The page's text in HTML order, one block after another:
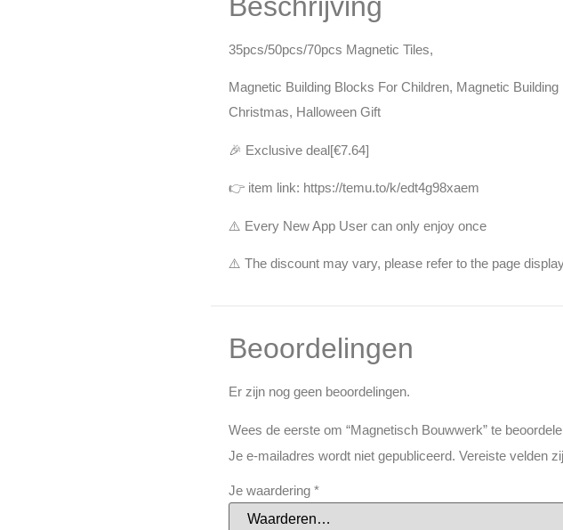
35pcs/50pcs/70pcs Magnetic Tiles,
Magnetic Building Blocks For Children, Magnetic
Christmas, Halloween Gift
🎉 Exclusive deal[€7.64]
👉 item link: https://temu.to/k/edt4g98xaem
⚠️ Every New App User can only enjoy once
⚠️ The discount may vary, please refer to the page
Beoordelingen
Er zijn nog geen beoordelingen.
Wees de eerste om “Magnetisch Bouwwerk” te
Je e-mailadres wordt niet gepubliceerd. Vereiste velden
Je waardering *